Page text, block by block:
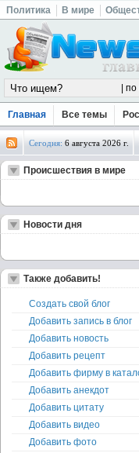
Политика В мире
Главная Все темы
Сегодня: 6 августа 2026 г.
Происшествия в мире
Новости дня
Также добавить!
Создать свой блог
Добавить запись в блог
Добавить новость
Добавить рецепт
Добавить фирму в
Добавить анекдот
Добавить цитату
Добавить видео
Добавить фото